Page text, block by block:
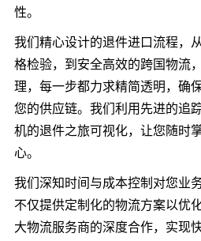
性。
我们精心设计的退件进口流程，
格检验，到安全高效的跨国物流
理，每一步都力求精简透明，确
您的供应链。我们利用先进的追
机的退件之旅可视化，让您随时
心。
我们深知时间与成本控制对您业
不仅提供定制化的物流方案以优
大物流服务商的深度合作，实现